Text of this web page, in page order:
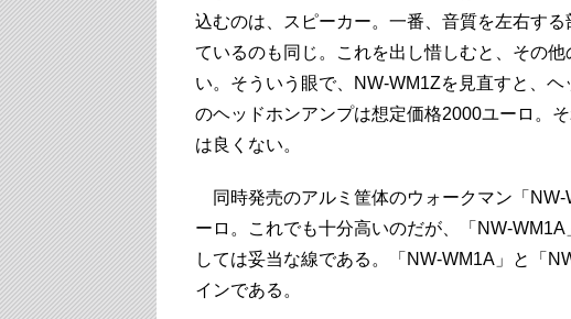
込むのは、スピーカー。一番、音質を左右す
ているのも同じ。これを出し惜しむと、その
い。そういう眼で、NW-WM1Zを見直すと、
のヘッドホンアンプは想定価格2000ユーロ。
は良くない。
同時発売のアルミ筐体のウォークマン「
ーロ。これでも十分高いのだが、「NW-
しては妥当な線である。「NW-WM1A」と「
インである。